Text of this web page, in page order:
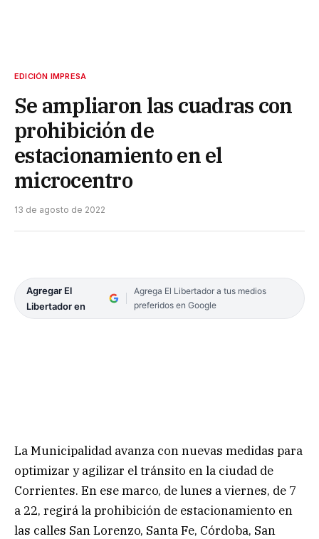
EDICIÓN IMPRESA
Se ampliaron las cuadras con
prohibición de
estacionamiento en el
microcentro
13 de agosto de 2022
Agregar El
Libertador en
Agrega El Libertador a tus medios
preferidos en Google
La Municipalidad avanza con nuevas medidas para
optimizar y agilizar el tránsito en la ciudad de
Corrientes. En ese marco, de lunes a viernes, de 7
a 22, regirá la prohibición de estacionamiento en
las calles San Lorenzo, Santa Fe, Córdoba, San